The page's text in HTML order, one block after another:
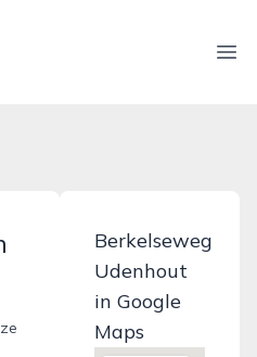
Berkelseweg
Udenhout
in Google
Maps